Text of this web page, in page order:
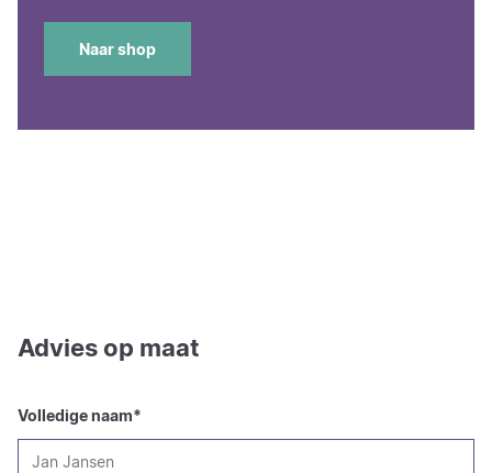
Naar shop
Advies op maat
Volledige naam*